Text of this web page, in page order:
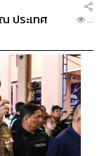
ประเทศ
...